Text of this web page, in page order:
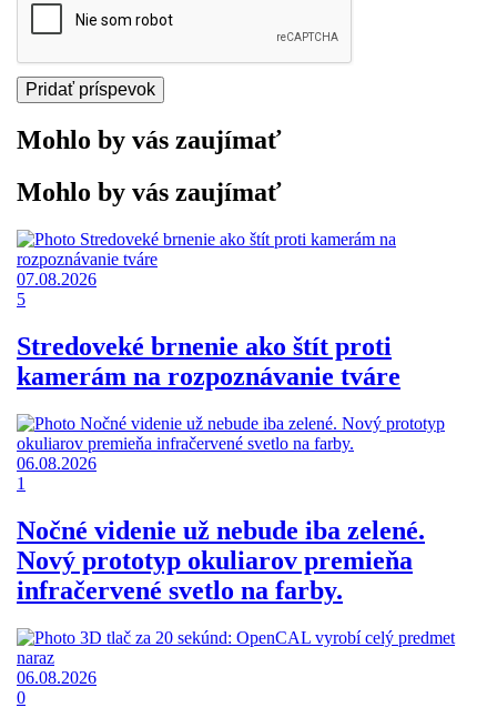
Mohlo by vás zaujímať
Mohlo by vás zaujímať
07.08.2026
5
Stredoveké brnenie ako štít proti
kamerám na rozpoznávanie tváre
06.08.2026
1
Nočné videnie už nebude iba zelené.
Nový prototyp okuliarov premieňa
infračervené svetlo na farby.
06.08.2026
0